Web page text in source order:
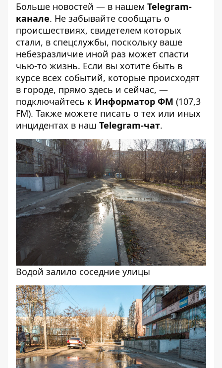
Больше новостей — в нашем Telegram-
канале. Не забывайте сообщать о
происшествиях, свидетелем которых
стали, в спецслужбы, поскольку ваше
небезразличие иной раз может спасти
чью-то жизнь. Если вы хотите быть в
курсе всех событий, которые происходят
в городе, прямо здесь и сейчас, —
подключайтесь к Информатор ФМ (107,3
FM). Также можете писать о тех или иных
инцидентах в наш Telegram-чат.
Водой залило соседние улицы